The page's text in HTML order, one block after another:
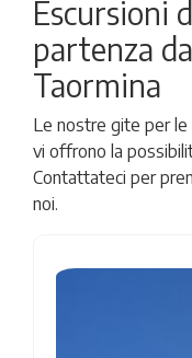
Escursioni
partenza
Taormina
Le nostre gite per le
vi offrono la
Contattateci per
noi.